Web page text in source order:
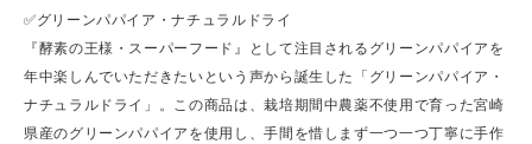
✅グリーンパパイア・ナチュラルドライ
『酵素の王様・スーパーフード』として注目されるグリーンパパイアを
年中楽しんでいただきたいという声から誕生した「グリーンパパイア・
ナチュラルドライ」。この商品は、栽培期間中農薬不使用で育った宮崎
県産のグリーンパパイアを使用し、手間を惜しまず一つ一つ丁寧に手作